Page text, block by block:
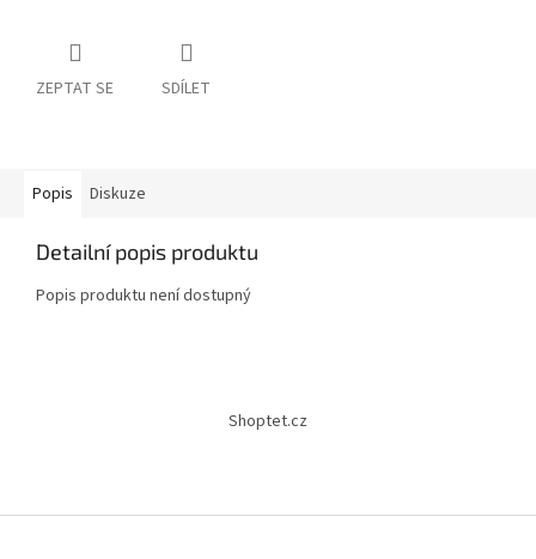
ZEPTAT SE SDÍLET
Popis Diskuze
Detailní popis produktu
Popis produktu není dostupný
í
Shoptet.cz